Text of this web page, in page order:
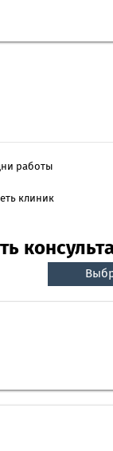
работы
клиник